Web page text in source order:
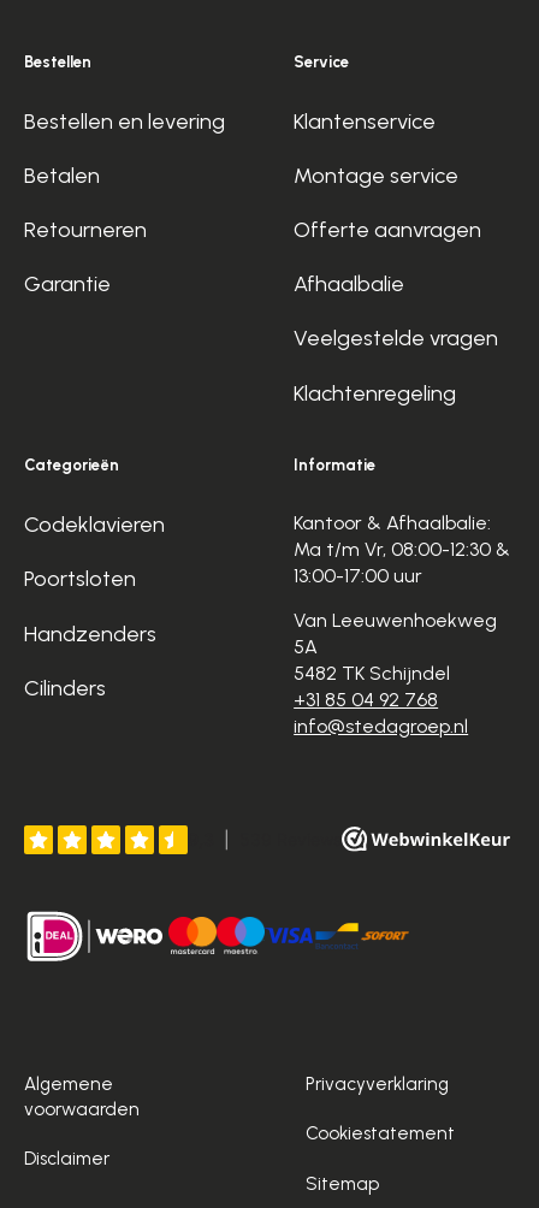
Bestellen
Bestellen en levering
Betalen
Retourneren
Garantie
Service
Klantenservice
Montage service
Offerte aanvragen
Afhaalbalie
Veelgestelde vragen
Klachtenregeling
Categorieën
Codeklavieren
Poortsloten
Handzenders
Cilinders
Informatie
Kantoor & Afhaalbalie:
Ma t/m Vr, 08:00-12:30 &
13:00-17:00 uur
Van Leeuwenhoekweg
5A
5482 TK Schijndel
+31 85 04 92 768
info@stedagroep.nl
Algemene
voorwaarden
Disclaimer
Privacyverklaring
Cookiestatement
Sitemap